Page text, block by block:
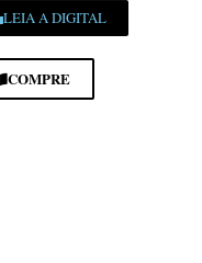
LEIA A DIGITAL
COMPRE